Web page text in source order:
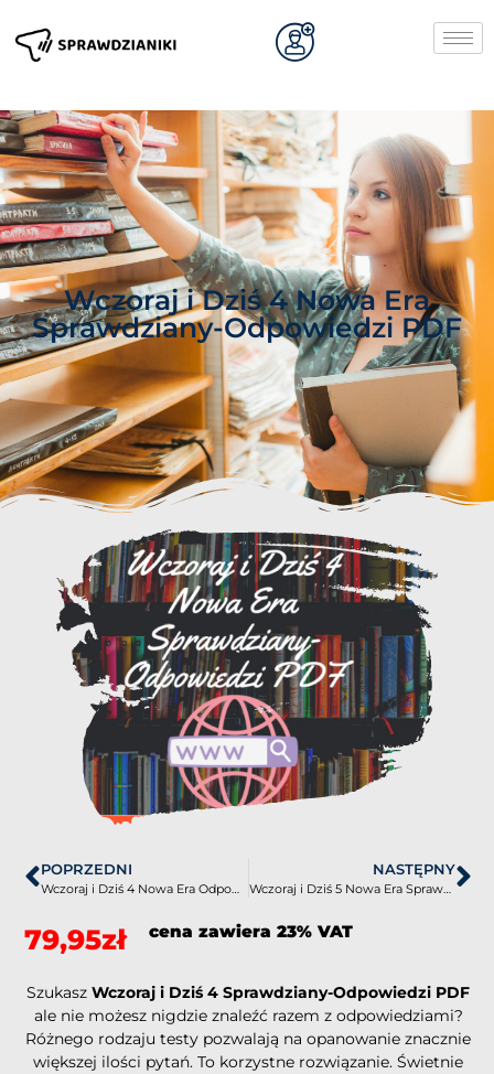
Wczoraj i Dziś 4 Nowa Era
Sprawdziany-Odpowiedzi PDF
POPRZEDNI
Wczoraj i Dziś 4 Nowa Era Odpowiedzi do ćwiczeń PDF
NASTĘPNY
Wczoraj i Dziś 5 Nowa Era Sprawdziany-Odpowiedzi PDF
79,95zł cena zawiera 23% VAT
Szukasz Wczoraj i Dziś 4 Sprawdziany-Odpowiedzi PDF
ale nie możesz nigdzie znaleźć razem z odpowiedziami?
Różnego rodzaju testy pozwalają na opanowanie znacznie
większej ilości pytań. To korzystne rozwiązanie. Świetnie